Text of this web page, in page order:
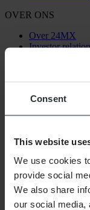
Consent
This website
We use cookies
provide social
We also share
our social media,
OVER ONS
Over 24MX
Investor
VERZENDOPTIES